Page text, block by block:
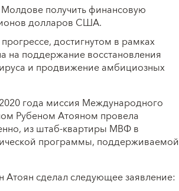
получить финансовую
долларов США.
достигнутом в рамках
поддержание восстановления
и продвижение амбициозных
года миссия Международного
Рубеном Атояном провела
из штаб-квартиры МВФ в
программы, поддерживаемой
сделал следующее заявление: